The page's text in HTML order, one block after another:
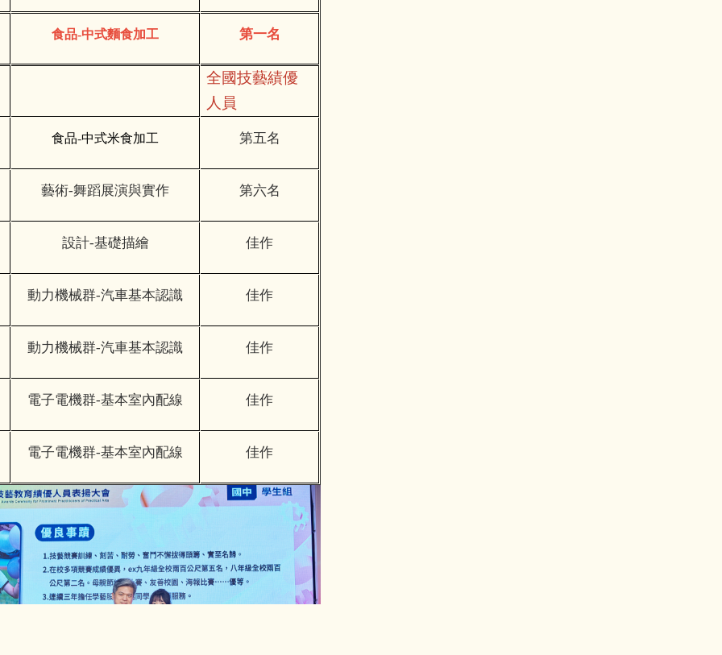
食品-中式麵食加工 第一名
全國技藝績優
人員
食品-中式米食加工 第五名
藝術-舞蹈展演與實作 第六名
設計-基礎描繪 佳作
動力機械群-汽車基本認識 佳作
動力機械群-汽車基本認識 佳作
電子電機群-基本室內配線 佳作
電子電機群-基本室內配線 佳作